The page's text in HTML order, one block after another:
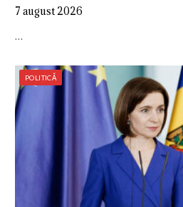
7 august 2026
…
POLITICĂ